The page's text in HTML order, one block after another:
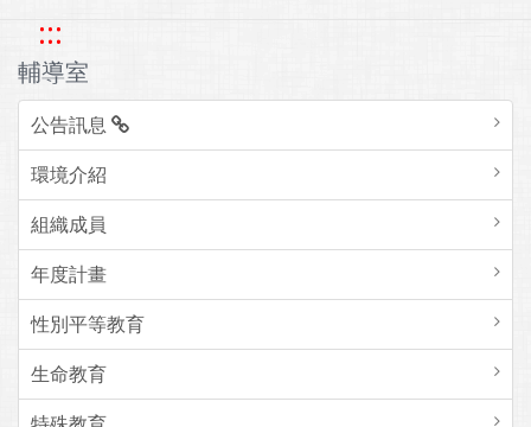
:::
輔導室
公告訊息
環境介紹
組織成員
年度計畫
性別平等教育
生命教育